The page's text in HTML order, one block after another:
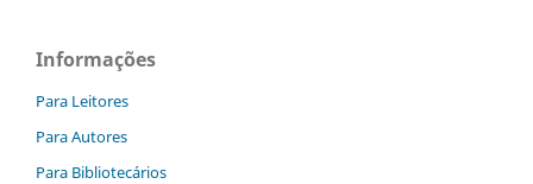
Informações
Para Leitores
Para Autores
Para Bibliotecários